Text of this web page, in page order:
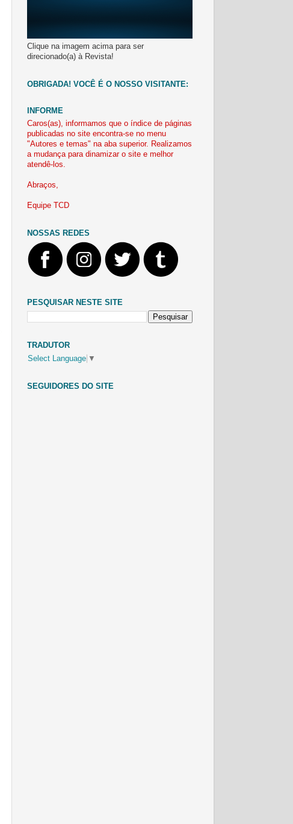
Clique na imagem acima para ser
direcionado(a) à Revista!
OBRIGADA! VOCÊ É O NOSSO VISITANTE:
INFORME
Caros(as), informamos que o índice de páginas
publicadas no site encontra-se no menu
"Autores e temas" na aba superior. Realizamos
a mudança para dinamizar o site e melhor
atendê-los.
Abraços,
Equipe TCD
NOSSAS REDES
PESQUISAR NESTE SITE
TRADUTOR
Select Language ▼
SEGUIDORES DO SITE